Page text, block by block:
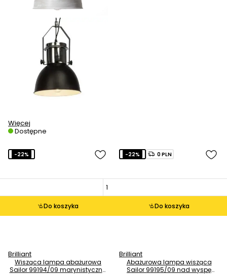
Więcej
Dostępne
Do koszyka
-22%
Brilliant
Wisząca lampa abażurowa
Sailor 99194/09 marynistyczna
Do koszyka
-22% 0 PLN
Brilliant
Abażurowa lampa wisząca
Sailor 99195/09 nad wyspę